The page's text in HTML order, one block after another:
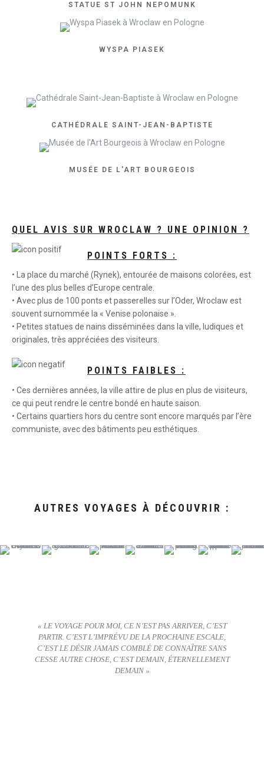
STATUE ST JOHN NEPOMUNK
WYSPA PIASEK
CATHÉDRALE SAINT-JEAN-BAPTISTE
MUSÉE DE L'ART BOURGEOIS
QUEL AVIS SUR WROCLAW ? UNE OPINION ?
POINTS FORTS :
• La place du marché (Rynek), entourée de maisons colorées, est
l’une des plus belles d’Europe centrale.
• Avec plus de 100 ponts et passerelles sur l’Oder, Wroclaw est
souvent surnommée la « Venise polonaise ».
• Petites statues de nains disséminées dans la ville, ludiques et
originales, très appréciées des visiteurs.
POINTS FAIBLES :
• Ces dernières années, la ville attire de plus en plus de visiteurs,
ce qui peut rendre le centre bondé en haute saison.
• Certains quartiers hors du centre sont encore marqués par l’ère
communiste, avec des bâtiments peu esthétiques.
AUTRES VOYAGES À DÉCOUVRIR :
« LE VOYAGE POUR MOI, CE N’EST PAS ARRIVER, C’EST
PARTIR. C’EST L’IMPRÉVU DE LA PROCHAINE ESCALE,
C’EST LE DÉSIR JAMAIS COMBLÉ DE CONNAÎTRE SANS
CESSE AUTRE CHOSE, C’EST DEMAIN, ÉTERNELLEMENT
DEMAIN »